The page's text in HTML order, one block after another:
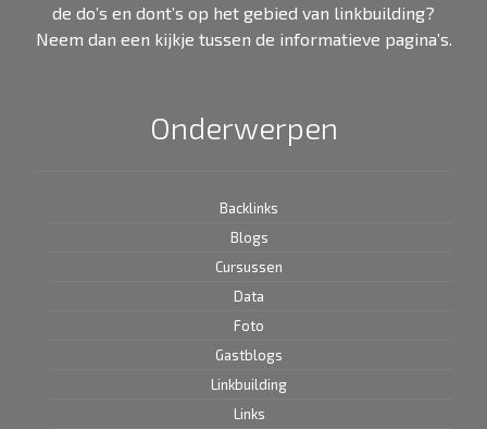
de do’s en dont’s op het gebied van linkbuilding?
Neem dan een kijkje tussen de informatieve pagina’s.
Onderwerpen
Backlinks
Blogs
Cursussen
Data
Foto
Gastblogs
Linkbuilding
Links